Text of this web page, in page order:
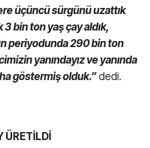
üçüncü sürgünü uzattık
bin ton yaş çay aldık,
periyodunda 290 bin ton
yanındayız ve yanında
göstermiş olduk.”dedi.
ÜRETİLDİ